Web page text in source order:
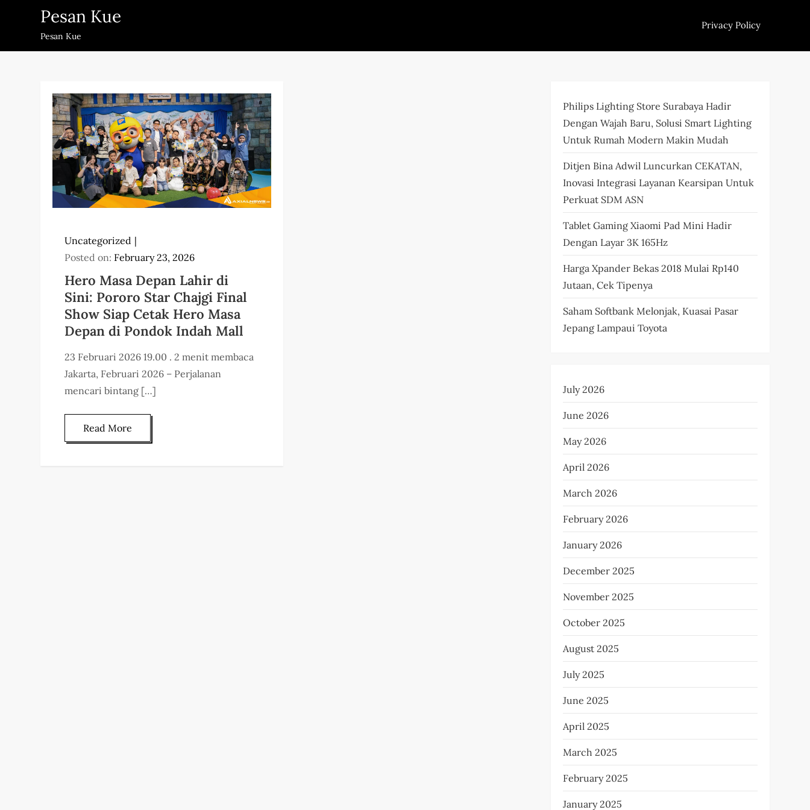
Pesan Kue
Pesan Kue
Privacy Policy
Uncategorized
Posted on: February 23, 2026
Hero Masa Depan Lahir di
Sini: Pororo Star Chajgi Final
Show Siap Cetak Hero Masa
Depan di Pondok Indah Mall
23 Februari 2026 19.00 . 2 menit membaca
Jakarta, Februari 2026 – Perjalanan
mencari bintang […]
Read More
Philips Lighting Store Surabaya Hadir
Dengan Wajah Baru, Solusi Smart Lighting
Untuk Rumah Modern Makin Mudah
Ditjen Bina Adwil Luncurkan CEKATAN,
Inovasi Integrasi Layanan Kearsipan Untuk
Perkuat SDM ASN
Tablet Gaming Xiaomi Pad Mini Hadir
Dengan Layar 3K 165Hz
Harga Xpander Bekas 2018 Mulai Rp140
Jutaan, Cek Tipenya
Saham Softbank Melonjak, Kuasai Pasar
Jepang Lampaui Toyota
July 2026
June 2026
May 2026
April 2026
March 2026
February 2026
January 2026
December 2025
November 2025
October 2025
August 2025
July 2025
June 2025
April 2025
March 2025
February 2025
January 2025